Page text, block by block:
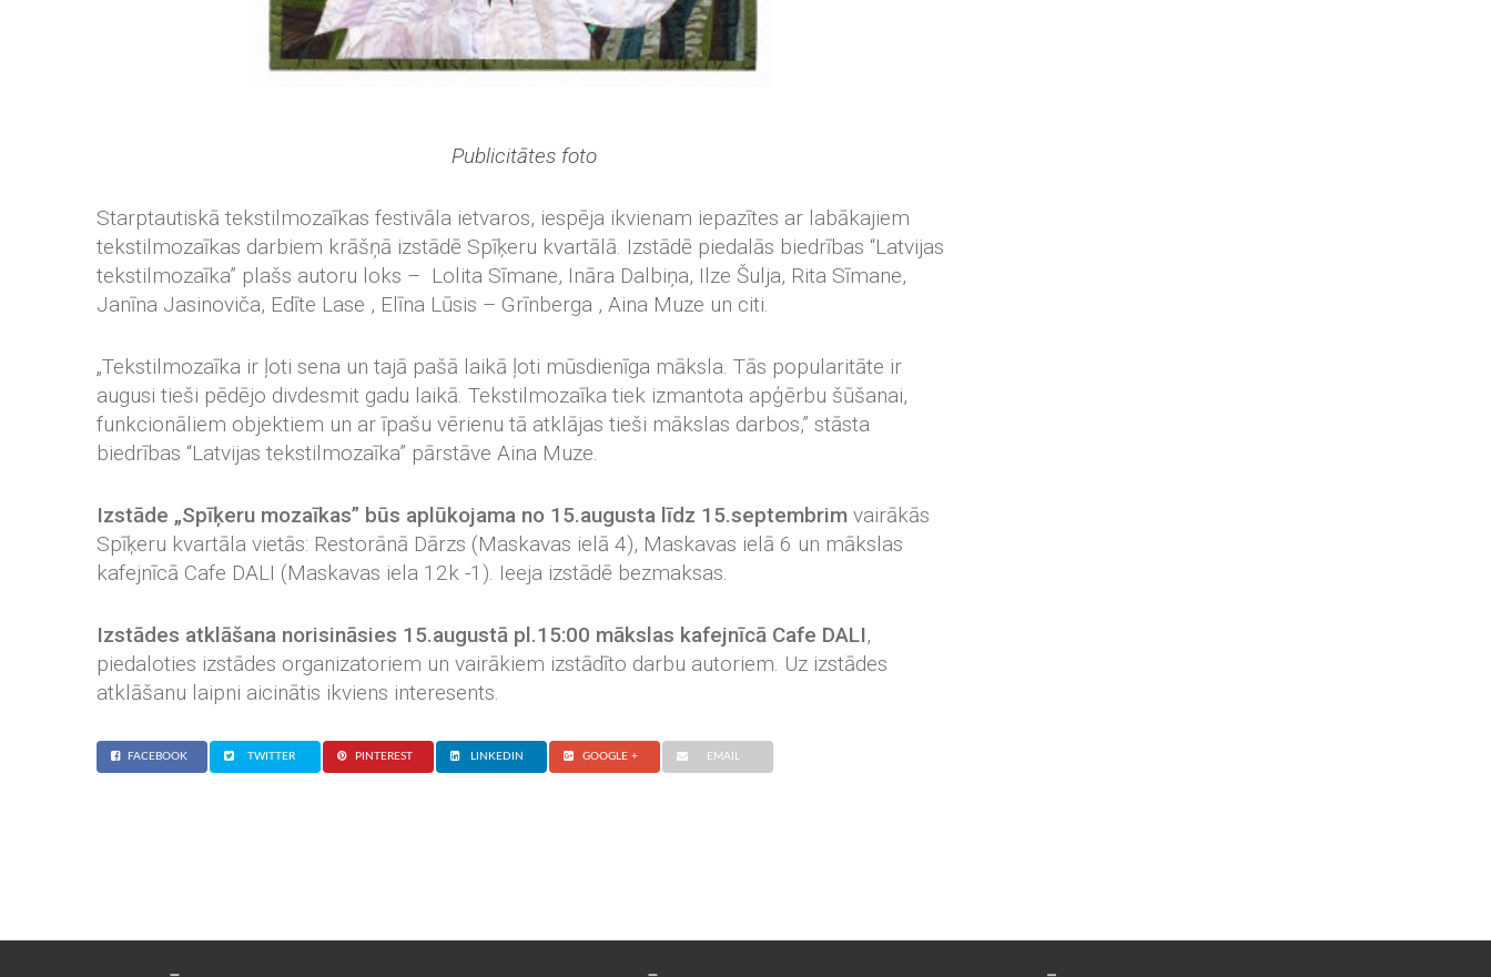
Publicitātes foto
Starptautiskā tekstilmozaīkas festivāla ietvaros, iespēja ikvienam iepazītes ar labākajiem
tekstilmozaīkas darbiem krāšņā izstādē Spīķeru kvartālā. Izstādē piedalās biedrības “Latvijas
tekstilmozaīka” plašs autoru loks – Lolita Sīmane, Ināra Dalbiņa, Ilze Šulja, Rita Sīmane,
Janīna Jasinoviča, Edīte Lase , Elīna Lūsis – Grīnberga , Aina Muze un citi.
„Tekstilmozaīka ir ļoti sena un tajā pašā laikā ļoti mūsdienīga māksla. Tās popularitāte ir
augusi tieši pēdējo divdesmit gadu laikā. Tekstilmozaīka tiek izmantota apģērbu šūšanai,
funkcionāliem objektiem un ar īpašu vērienu tā atklājas tieši mākslas darbos,” stāsta
biedrības “Latvijas tekstilmozaīka” pārstāve Aina Muze.
Izstāde „Spīķeru mozaīkas” būs aplūkojama no 15.augusta līdz 15.septembrim vairākās
Spīķeru kvartāla vietās: Restorānā Dārzs (Maskavas ielā 4), Maskavas ielā 6 un mākslas
kafejnīcā Cafe DALI (Maskavas iela 12k -1). Ieeja izstādē bezmaksas.
Izstādes atklāšana norisināsies 15.augustā pl.15:00 mākslas kafejnīcā Cafe DALI,
piedaloties izstādes organizatoriem un vairākiem izstādīto darbu autoriem. Uz izstādes
atklāšanu laipni aicinātis ikviens interesents.
FACEBOOK TWITTER PINTEREST LINKEDIN GOOGLE + EMAIL